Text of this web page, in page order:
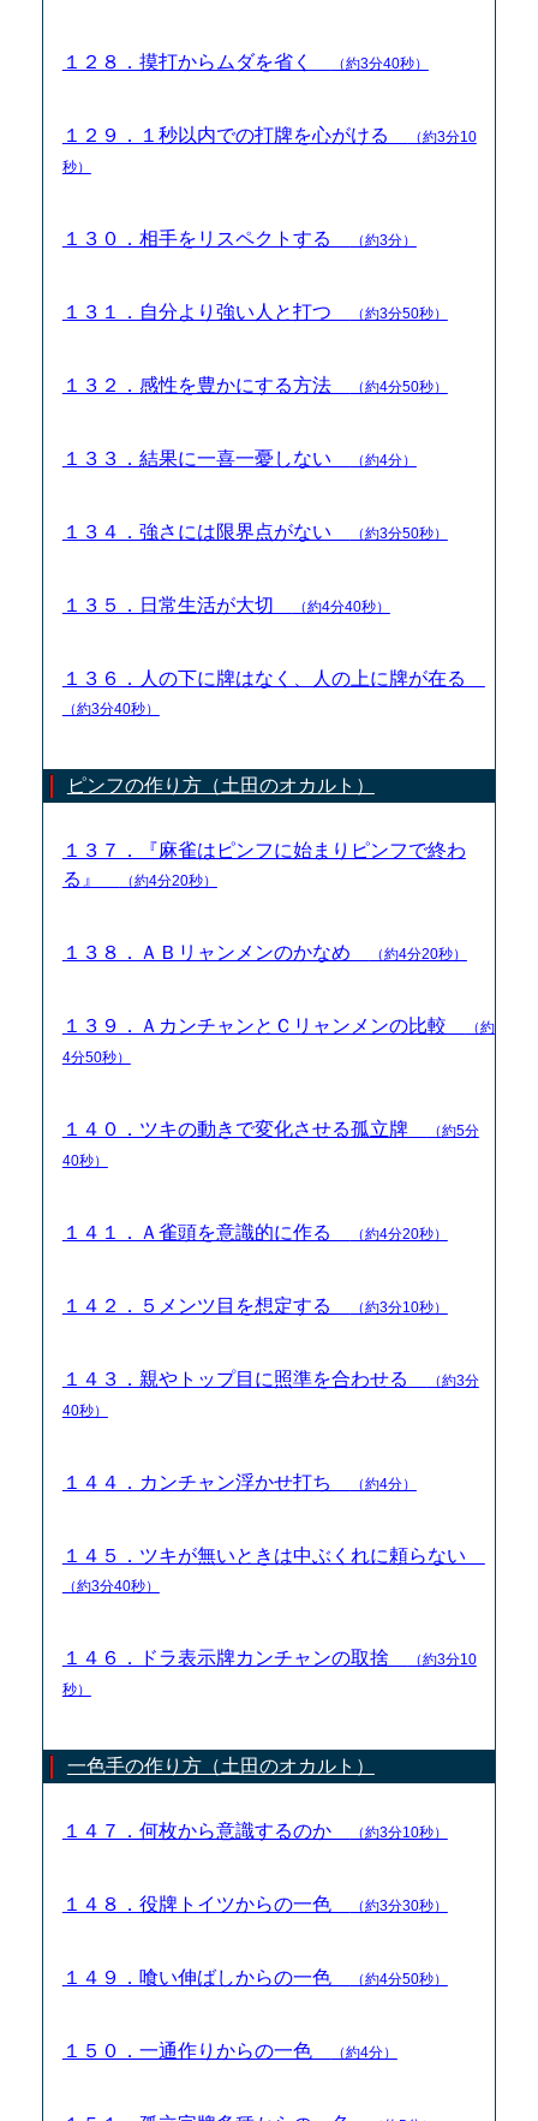
１２８．摸打からムダを省く （約3分40秒）
１２９．１秒以内での打牌を心がける
（約3分10
秒）
１３０．相手をリスペクトする （約3分）
１３１．自分より強い人と打つ （約3分50秒）
１３２．感性を豊かにする方法 （約4分50秒）
１３３．結果に一喜一憂しない （約4分）
１３４．強さには限界点がない （約3分50秒）
１３５．日常生活が大切 （約4分40秒）
１３６．人の下に牌はなく、人の上に牌が在る
（約3分40秒）
ピンフの作り方（土田のオカルト）
１３７．『麻雀はピンフに始まりピンフで終わ
る』
（約4分20秒）
１３８．ＡＢリャンメンのかなめ （約4分20秒）
１３９．ＡカンチャンとＣリャンメンの比較
（約
4分50秒）
１４０．ツキの動きで変化させる孤立牌
（約5分
40秒）
１４１．Ａ雀頭を意識的に作る （約4分20秒）
１４２．５メンツ目を想定する （約3分10秒）
１４３．親やトップ目に照準を合わせる
（約3分
40秒）
１４４．カンチャン浮かせ打ち （約4分）
１４５．ツキが無いときは中ぶくれに頼らない
（約3分40秒）
１４６．ドラ表示牌カンチャンの取捨
（約3分10
秒）
一色手の作り方（土田のオカルト）
１４７．何枚から意識するのか （約3分10秒）
１４８．役牌トイツからの一色 （約3分30秒）
１４９．喰い伸ばしからの一色 （約4分50秒）
１５０．一通作りからの一色 （約4分）